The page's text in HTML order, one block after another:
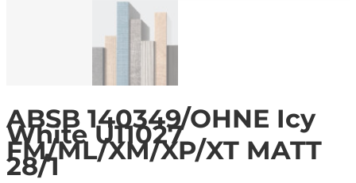
ABSB 140349/OHNE Icy
White U11027
FM/ML/XM/XP/XT MATT
28/1